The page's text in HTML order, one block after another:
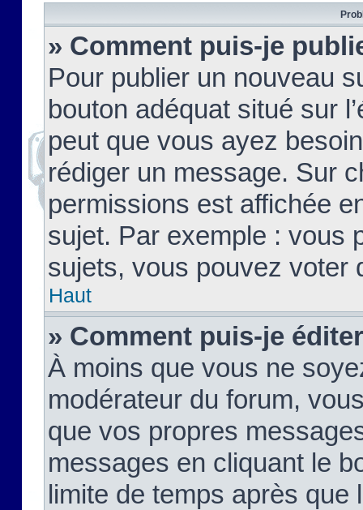
» Comment puis-je
Pour publier un nouveau
bouton adéquat situé sur
peut que vous ayez
rédiger un message. Sur
permissions est affichée
sujet. Par exemple : vous
sujets, vous pouvez voter
Haut
» Comment puis-je
À moins que vous ne
modérateur du forum,
que vos propres
messages en cliquant le
limite de temps après que